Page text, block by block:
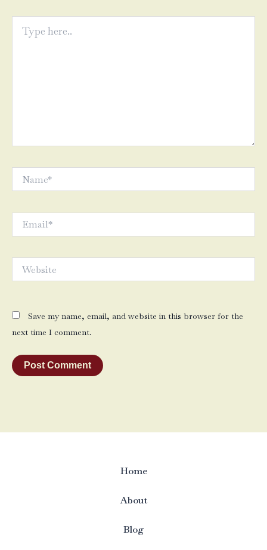
here..
Save my name, email, and website in this browser for the
next time I comment.
Home
About
Blog